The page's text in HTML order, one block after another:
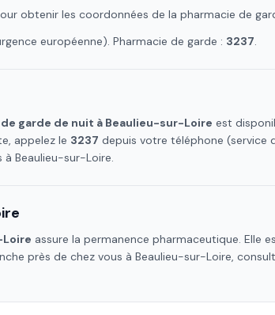
obtenir les coordonnées de la pharmacie de
européenne). Pharmacie de garde : 3237.
garde de nuit à Beaulieu-sur-Loire est
appelez le 3237 depuis votre téléphone (service
à Beaulieu-sur-Loire.
assure la permanence pharmaceutique. Elle
près de chez vous à Beaulieu-sur-Loire,